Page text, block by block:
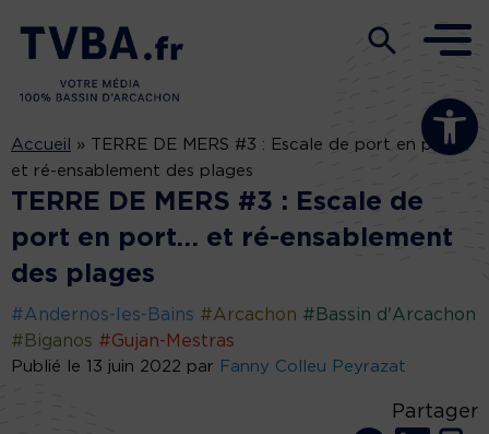
Ouvrir la
Accueil »
TERRE DE MERS #3 : Escale de port en port…
et ré-ensablement des plages
TERRE DE MERS #3 : Escale de
port en port… et ré-ensablement
des plages
#Andernos-les-Bains #Arcachon #Bassin d'Arcachon
#Biganos #Gujan-Mestras
Publié le 13 juin 2022 par Fanny Colleu Peyrazat
Partager